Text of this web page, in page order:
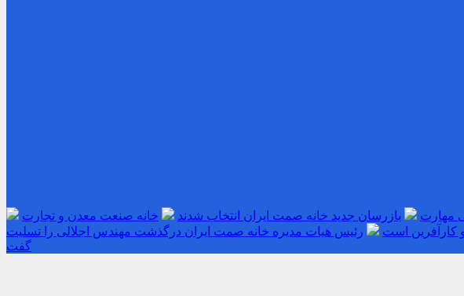
مهارت بازرسان جدید خانه صمت ایران انتخاب شدند
خانه صنعت معدن و تجارت
کارآفرین است
رئیس هیات مدیره خانه صمت ایران درگذشت مهندس اجلالی را تسلیت
گفت